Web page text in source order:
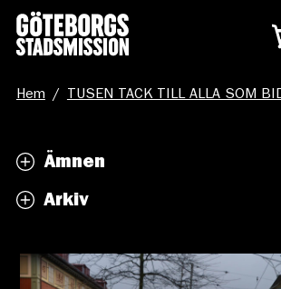
Hem / TUSEN TACK TILL ALLA SOM
Ämnen
Arkiv